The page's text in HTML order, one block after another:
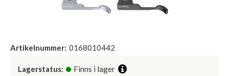
Artikelnummer: 0168010442
Lagerstatus: Finns i lager